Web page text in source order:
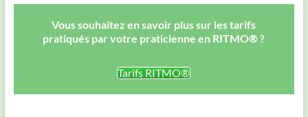
Vous souhaitez en savoir plus sur les tarifs
pratiqués par votre praticienne en RITMO® ?
Tarifs RITMO®